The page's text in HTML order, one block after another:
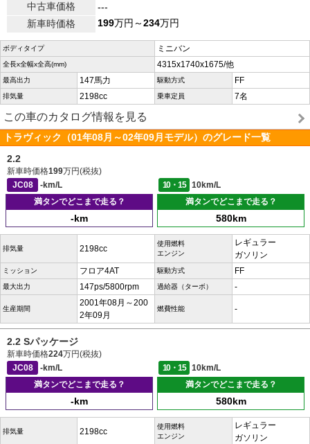
中古車価格
---
新車時価格
199万円～234万円
ボディタイプ ミニバン
全長x全幅x全高(mm) 4315x1740x1675/他
最高出力 147馬力 駆動方式 FF
排気量 2198cc 乗車定員 7名
この車のカタログ情報を見る
トラヴィック（01年08月～02年09月モデル）のグレード一覧
2.2
新車時価格199万円(税抜)
JC08
-km/L 10・15
10km/L
満タンでどこまで走る？
-km
満タンでどこまで走る？
580km
排気量 2198cc
使用燃料
エンジン
レギュラー
ガソリン
ミッション フロア4AT 駆動方式 FF
最大出力 147ps/5800rpm 過給器（ターボ） -
生産期間
2001年08月～200
2年09月
燃費性能 -
2.2 Sパッケージ
新車時価格224万円(税抜)
JC08
-km/L 10・15
10km/L
満タンでどこまで走る？
-km
満タンでどこまで走る？
580km
排気量 2198cc
使用燃料
エンジン
レギュラー
ガソリン